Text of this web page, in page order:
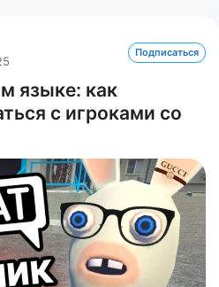
Подписаться
языке: как
с игроками со